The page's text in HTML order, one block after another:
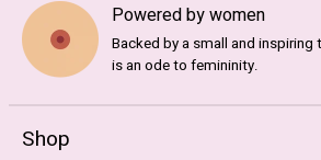
Powered by women
Backed by a small and inspiring
is an ode to femininity.
Shop